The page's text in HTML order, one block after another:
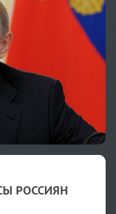
РОССИЯН